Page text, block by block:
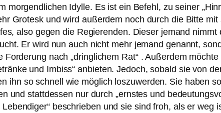
Idylle. Es ist ein Befehl, zu seiner
Grotesk und wird außerdem noch durch die Bitte
also gegen die Regierenden. Dieser jemand
Er wird nun auch nicht mehr jemand genannt,
nach „dringlichem Rat“ . Außerdem
und Imbiss“ anbieten. Jedoch, sobald sie von
ihn so schnell wie möglich loszuwerden. Sie haben
und stattdessen nur durch „ernstes und
beschrieben und sie sind froh, als er weg